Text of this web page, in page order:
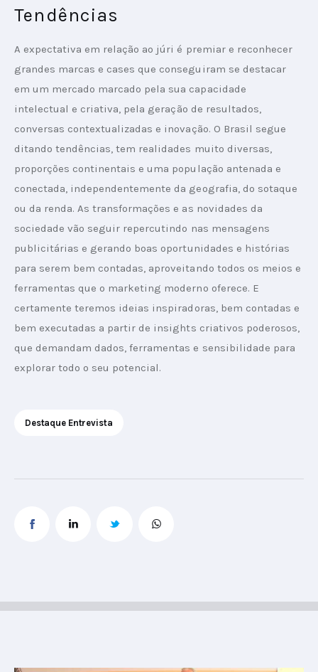
Tendências
A expectativa em relação ao júri é premiar e reconhecer
grandes marcas e cases que conseguiram se destacar
em um mercado marcado pela sua capacidade
intelectual e criativa, pela geração de resultados,
conversas contextualizadas e inovação. O Brasil segue
ditando tendências, tem realidades muito diversas,
proporções continentais e uma população antenada e
conectada, independentemente da geografia, do sotaque
ou da renda. As transformações e as novidades da
sociedade vão seguir repercutindo nas mensagens
publicitárias e gerando boas oportunidades e histórias
para serem bem contadas, aproveitando todos os meios e
ferramentas que o marketing moderno oferece. E
certamente teremos ideias inspiradoras, bem contadas e
bem executadas a partir de insights criativos poderosos,
que demandam dados, ferramentas e sensibilidade para
explorar todo o seu potencial.
Destaque Entrevista